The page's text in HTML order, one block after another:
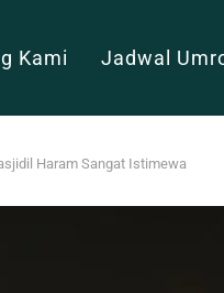
Kami Jadwal
Haram Sangat Istimewa